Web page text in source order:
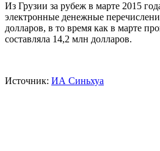
Из Грузии за рубеж в марте 2015
электронные денежные
долларов, в то время как в марте
составляла 14,2 млн долларов.
Источник: ИА Синьхуа